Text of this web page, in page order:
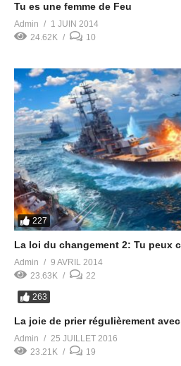
Tu es une femme de Feu
Admin
1 JUIN 2014
24.62K
10
227
La loi du changement 2: Tu peux
Admin
9 AVRIL 2014
23.63K
22
263
La joie de prier régulièrement
Admin
25 JUILLET 2016
23.21K
19